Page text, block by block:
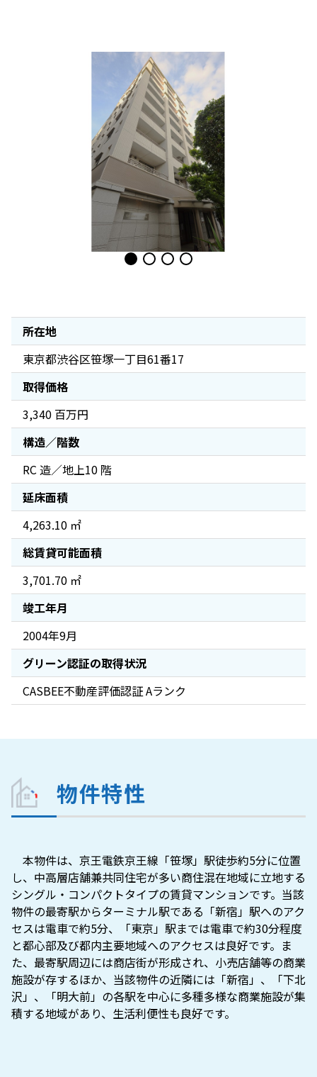
所在地
東京都渋谷区笹塚一丁目61番17
取得価格
3,340 百万円
構造／階数
RC 造／地上10 階
延床面積
4,263.10 ㎡
総賃貸可能面積
3,701.70 ㎡
竣工年月
2004年9月
グリーン認証の取得状況
CASBEE不動産評価認証 Aランク
物件特性
本物件は、京王電鉄京王線「笹塚」駅徒歩約5分に位置
し、中高層店舗兼共同住宅が多い商住混在地域に立地する
シングル・コンパクトタイプの賃貸マンションです。当該
物件の最寄駅からターミナル駅である「新宿」駅へのアク
セスは電車で約5分、「東京」駅までは電車で約30分程度
と都心部及び都内主要地域へのアクセスは良好です。ま
た、最寄駅周辺には商店街が形成され、小売店舗等の商業
施設が存するほか、当該物件の近隣には「新宿」、「下北
沢」、「明大前」の各駅を中心に多種多様な商業施設が集
積する地域があり、生活利便性も良好です。